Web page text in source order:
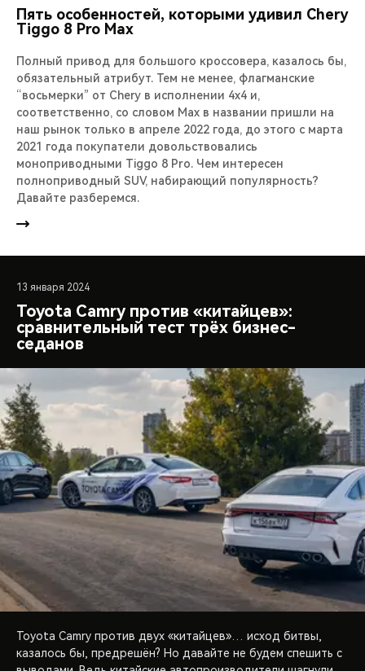
Пять особенностей, которыми удивил Chery
Tiggo 8 Pro Max
Полный привод для большого кроссовера, казалось бы,
обязательный атрибут. Тем не менее, флагманские
“восьмерки” от Chery в исполнении 4х4 и,
соответственно, со словом Max в названии пришли на
наш рынок только в апреле 2022 года, до этого с марта
2021 года покупатели довольствовались
моноприводными Tiggo 8 Pro. Чем интересен
полноприводный SUV, набирающий популярность?
Давайте разберемся.
13 января 2024
Toyota Camry против «китайцев»:
сравнительный тест трёх бизнес-
седанов
Toyota Camry против двух «китайцев»… исход битвы,
казалось бы, предрешён? Но давайте не будем спешить с